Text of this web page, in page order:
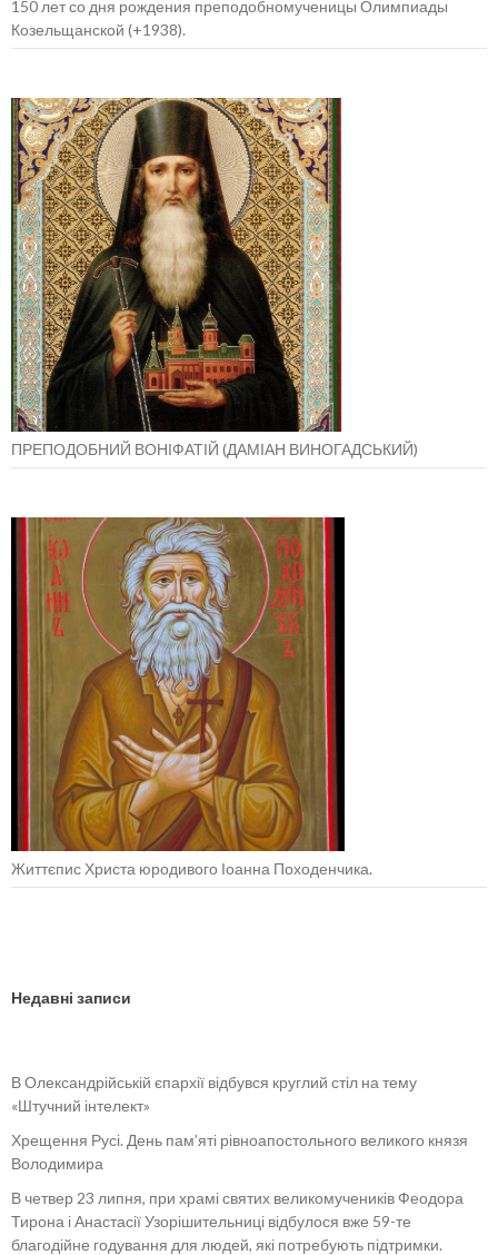
150 лет со дня рождения преподобномученицы Олимпиады
Козельщанской (+1938).
ПРЕПОДОБНИЙ ВОНІФАТІЙ (ДАМІАН ВИНОГАДСЬКИЙ)
Життєпис Христа юродивого Іоанна Походенчика.
Недавні записи
В Олександрійській єпархії відбувся круглий стіл на тему
«Штучний інтелект»
Хрещення Русі. День пам’яті рівноапостольного великого князя
Володимира
В четвер 23 липня, при храмі святих великомучеників Феодора
Тирона і Анастасії Узорішительниці відбулося вже 59-те
благодійне годування для людей, які потребують підтримки.